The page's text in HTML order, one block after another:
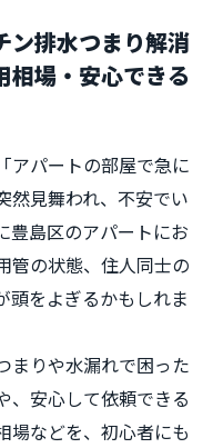
ン排水つまり解消
相場・安心できる
アパートの部屋で急に
見舞われ、不安でい
豊島区のアパートにお
管の状態、住人同士の
頭をよぎるかもしれま
まりや水漏れで困った
、安心して依頼できる
場などを、初心者にも